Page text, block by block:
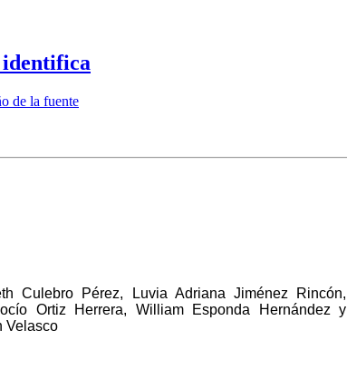
identifica
de la fuente
Culebro Pérez, Luvia Adriana Jiménez Rincón,
Ortiz Herrera, William Esponda Hernández y
Velasco